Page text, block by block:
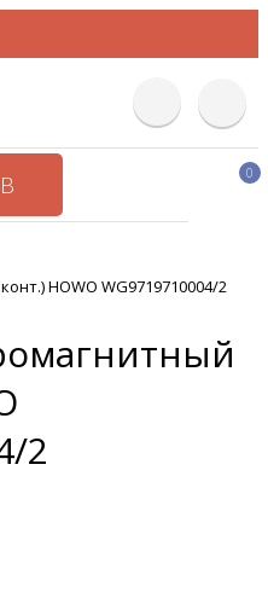
0
HOWO WG9719710004/2
2